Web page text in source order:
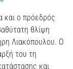
και ο πρόεδρός
θλίψη
Λιακόπουλου. Ο
του τη
και